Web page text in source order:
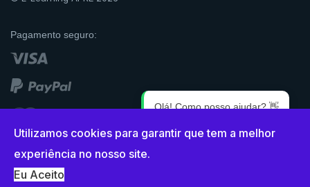
Pagamento seguro:
Olá! Como posso ajudar? 👋
Utilizamos cookies para garantir que tem a melhor
experiência no nosso site.
Eu Aceito